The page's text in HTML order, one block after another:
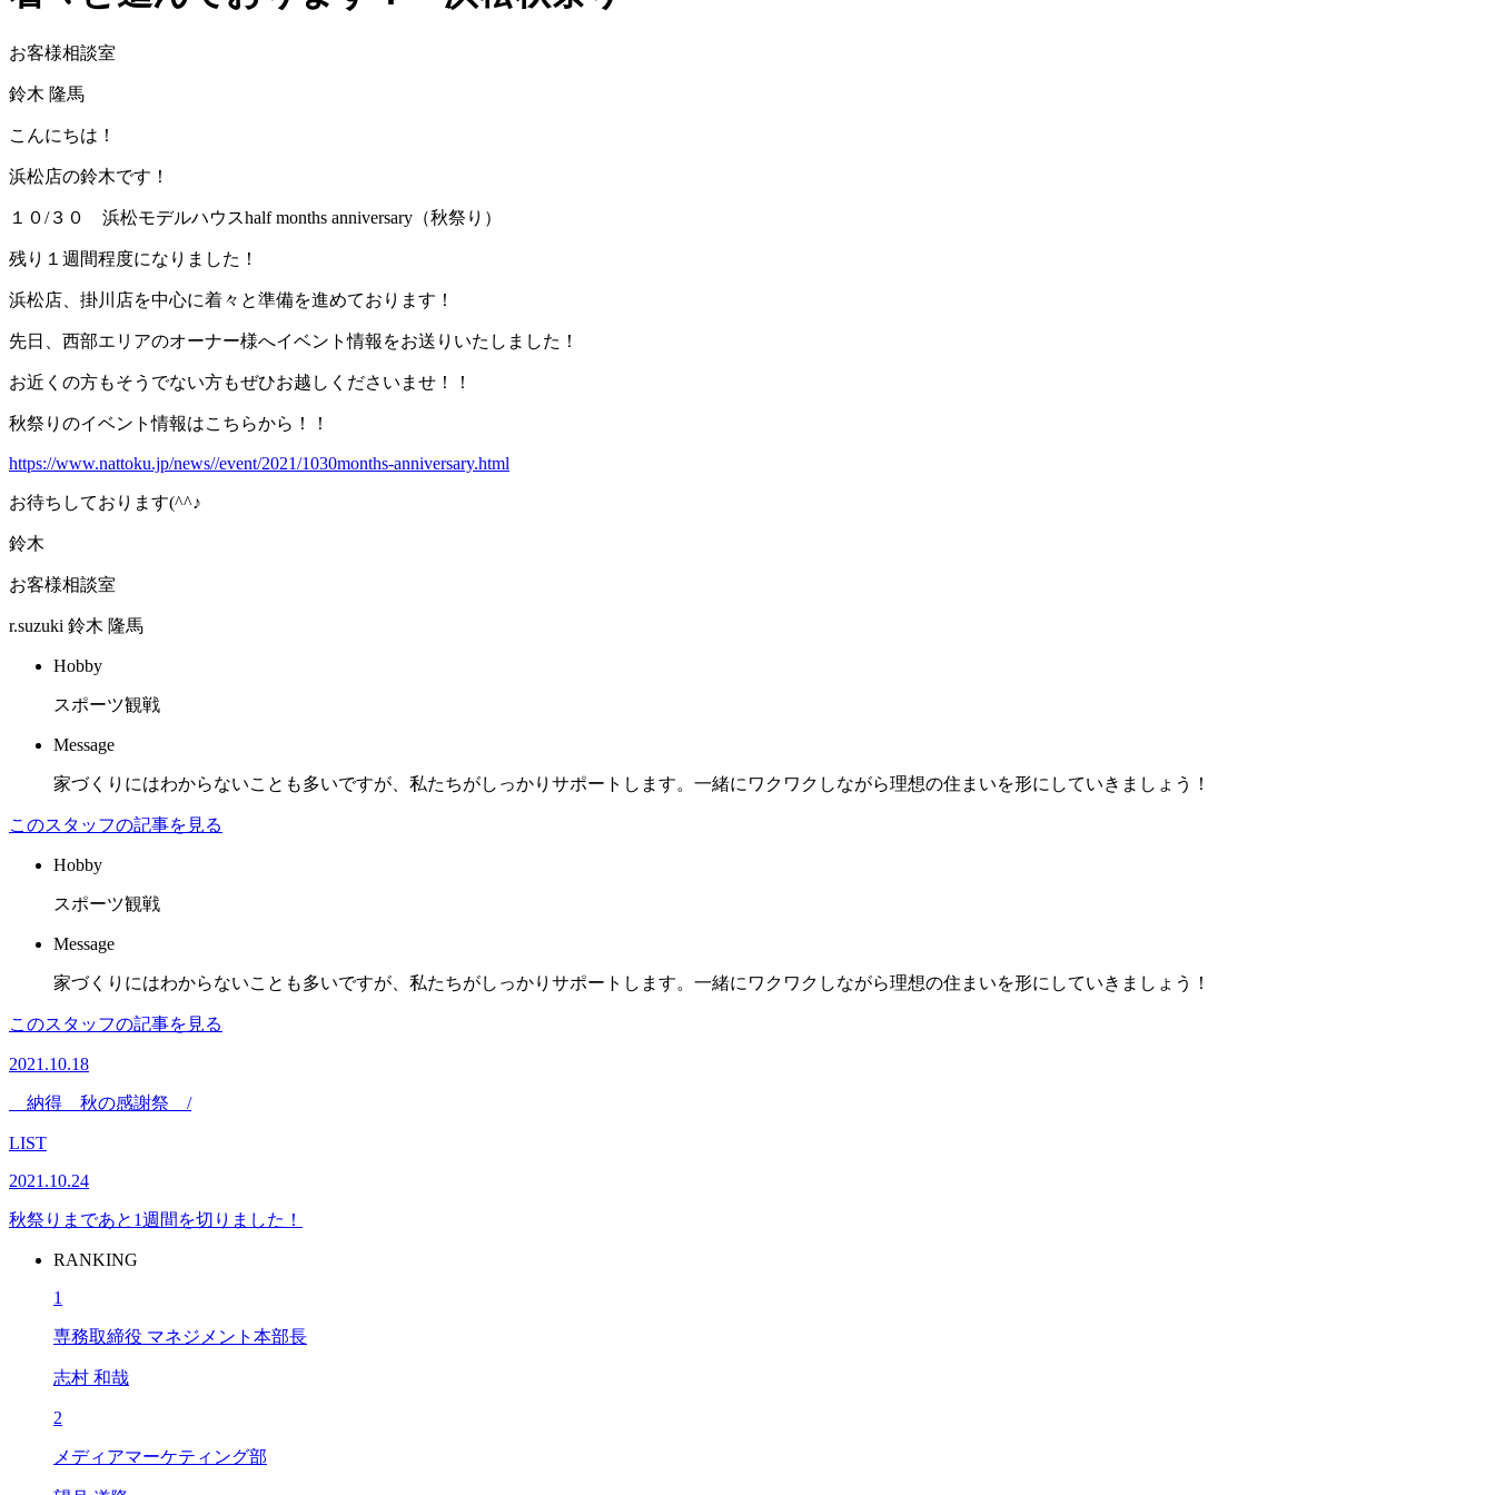
お客様相談室
鈴木 隆馬
こんにちは！
浜松店の鈴木です！
１０/３０ 浜松モデルハウスhalf months anniversary（秋祭り）
残り１週間程度になりました！
浜松店、掛川店を中心に着々と準備を進めております！
先日、西部エリアのオーナー様へイベント情報をお送りいたしました！
お近くの方もそうでない方もぜひお越しくださいませ！！
秋祭りのイベント情報はこちらから！！
https://www.nattoku.jp/news//event/2021/1030months-anniversary.html
お待ちしております(^^♪
鈴木
お客様相談室
r.suzuki 鈴木 隆馬
Hobby
スポーツ観戦
Message
家づくりにはわからないことも多いですが、私たちがしっかりサポートします。一緒にワクワクしながら理想の住まいを形にしていきましょう！
このスタッフの記事を見る
Hobby
スポーツ観戦
Message
家づくりにはわからないことも多いですが、私たちがしっかりサポートします。一緒にワクワクしながら理想の住まいを形にしていきましょう！
このスタッフの記事を見る
2021.10.18
納得 秋の感謝祭 /
LIST
2021.10.24
秋祭りまであと1週間を切りました！
RANKING
1
専務取締役 マネジメント本部長
志村 和哉
2
メディアマーケティング部